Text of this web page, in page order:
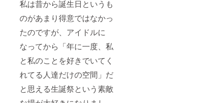
私は昔から誕生日というも
のがあまり得意ではなかっ
たのですが、アイドルに
なってから「年に一度、私
と私のことを好きでいてく
れてる人達だけの空間」だ
と思える生誕祭という素敵